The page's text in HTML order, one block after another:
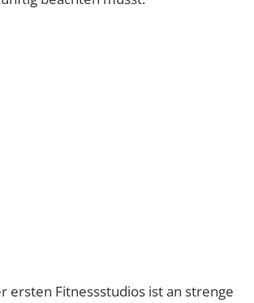
ersten Fitnessstudios ist an strenge